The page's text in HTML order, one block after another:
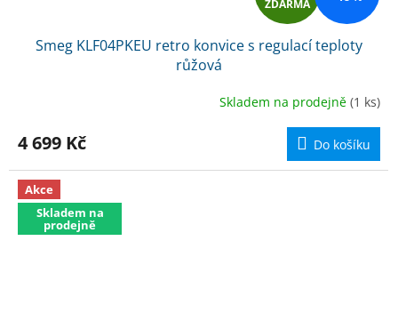
D
A
R
M
A
ZDARMA
Smeg KLF04PKEU retro konvice s regulací teploty
růžová
Skladem na prodejně (1 ks)
4 699 Kč Do košíku
Akce
Skladem na
prodejně